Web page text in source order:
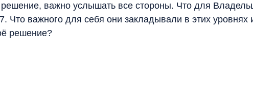
решение, важно услышать все стороны. Что для
Что важного для себя они закладывали в этих уровнях
решение?